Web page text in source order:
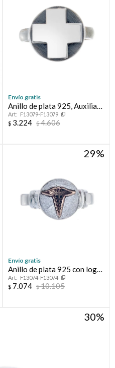
Envío gratis
Anillo de plata 925, Auxiliar
de Enfermería.
F13079-F13079
$ 3.224 $4.606
29
Envío gratis
Anillo de plata 925 con logo
en oro 10 ktes, MEDICINA.
F13074-F13074
$ 7.074 $10.105
30